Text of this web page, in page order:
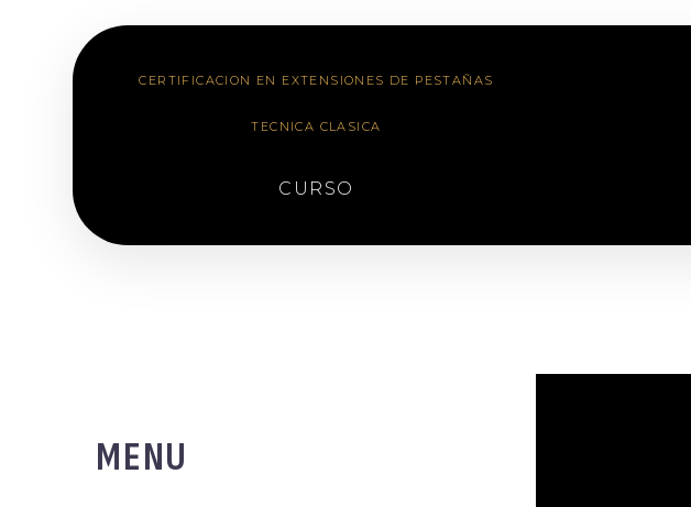
CERTIFICACION EN EXTENSIONES DE PESTAÑAS
TECNICA CLASICA
CURSO
MENU